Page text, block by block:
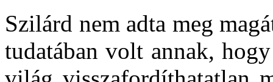
Szilárd nem adta meg
tudatában volt annak,